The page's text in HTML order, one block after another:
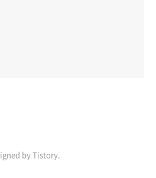
by Tistory.